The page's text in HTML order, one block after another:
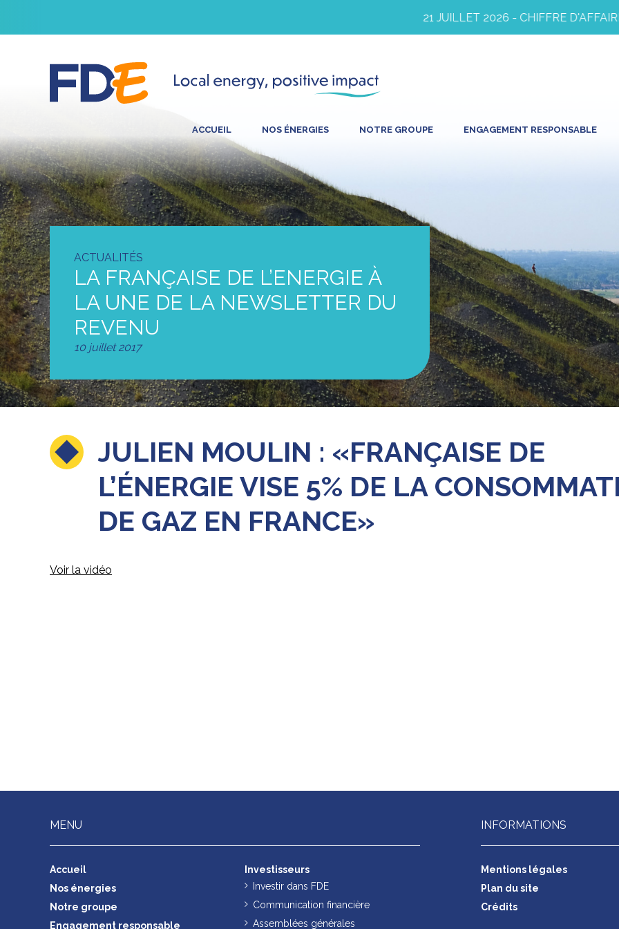
21 JUILLET 2026 - CHIFFRE D'AFFAIRES
ACCUEIL NOS ÉNERGIES NOTRE GROUPE ENGAGEMENT RESPONSABLE
ACTUALITÉS
LA FRANÇAISE DE L’ENERGIE À
LA UNE DE LA NEWSLETTER DU
REVENU
10 juillet 2017
JULIEN MOULIN : «FRANÇAISE DE
L’ÉNERGIE VISE 5% DE LA
DE GAZ EN FRANCE»
Voir la vidéo
MENU
Accueil
Nos énergies
Notre groupe
Engagement responsable
Investisseurs
Investir dans FDE
Communication financière
Assemblées générales
INFORMATIONS
Mentions légales
Plan du site
Crédits